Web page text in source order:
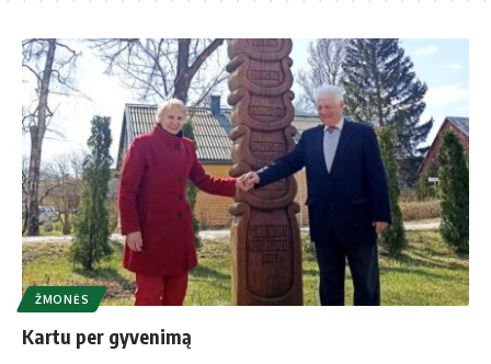
ŽMONĖS
Kartu per gyvenimą